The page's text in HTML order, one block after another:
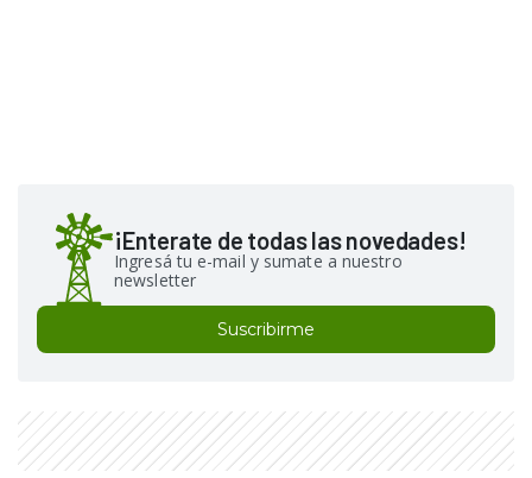
¡Enterate de todas las novedades!
Ingresá tu e-mail y sumate a nuestro
newsletter
Suscribirme